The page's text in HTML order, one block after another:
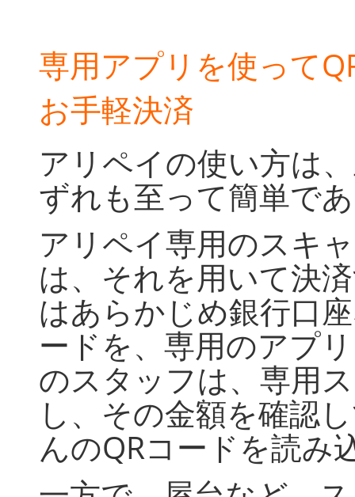
専用アプリを使って
お手軽決済
アリペイの使い方は
ずれも至って簡単で
アリペイ専用のスキ
は、それを用いて決
はあらかじめ銀行口
ードを、専用のアプ
のスタッフは、専用
し、その金額を確認
んのQRコードを読み